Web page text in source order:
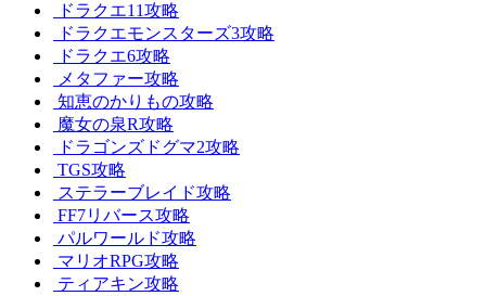
ドラクエ11攻略
ドラクエモンスターズ3攻略
ドラクエ6攻略
メタファー攻略
知恵のかりもの攻略
魔女の泉R攻略
ドラゴンズドグマ2攻略
TGS攻略
ステラーブレイド攻略
FF7リバース攻略
パルワールド攻略
マリオRPG攻略
ティアキン攻略